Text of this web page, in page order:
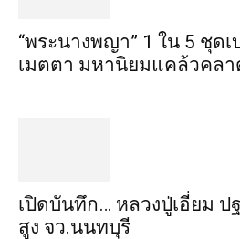
“พระ​นาง​พญา” 1 ใน 5​ ชุด
เมตตา​ มหา​นิยม​แคล้วคล
เปิดบันทึก… หลวงปู่เอี่ยม
สูง​ จว.นนทบุรี